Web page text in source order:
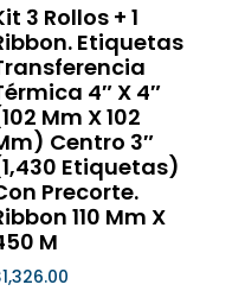
3 Rollos + 1
Etiquetas
4″ X 4″
Mm X 102
Centro 3″
Etiquetas)
Precorte.
110 Mm X
M
1,326.00
elegir
de